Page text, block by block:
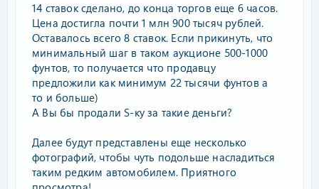
14 ставок сделано, до конца торгов еще 6 часов.
Цена достигла почти 1 млн 900 тысяч рублей.
Оставалось всего 8 ставок. Если прикинуть, что
минимальный шаг в таком аукционе 500-1000
фунтов, то получается что продавцу
предложили как минимум 22 тысячи фунтов а
то и больше)
А Вы бы продали S-ку за такие деньги?
Далее будут представлены еще несколько
фотографий, чтобы чуть подольше насладиться
таким редким автомобилем. Приятного